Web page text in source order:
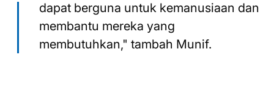
dapat berguna untuk kemanusiaan dan
membantu mereka yang
membutuhkan," tambah Munif.